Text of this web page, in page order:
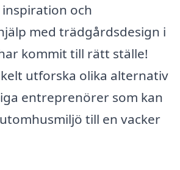
och
med trädgårdsdesign i
kommit till rätt ställe!
utforska olika alternativ
entreprenörer som kan
till en vacker